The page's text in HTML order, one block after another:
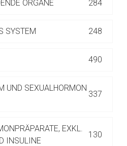
ORGANE 284
SYSTEM 248
490
UND SEXUALHORMON
337
EXKL.
INSULINE
130
Zur Seite